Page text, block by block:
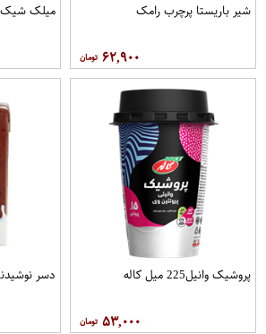
شیر باریستا پرچرب رامک
۶۲,۹۰۰
میلک شیک
پروشیک وانیل225 میل کاله
۵۳,۰۰۰
دسر نوشیدنی